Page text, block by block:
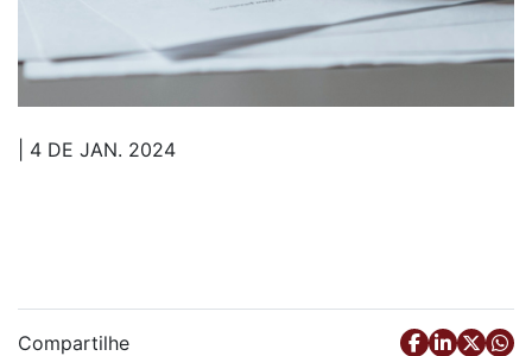
| 4 DE JAN. 2024
Compartilhe